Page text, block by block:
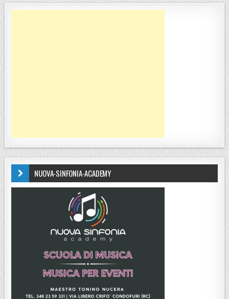
NUOVA-SINFONIA-ACADEMY